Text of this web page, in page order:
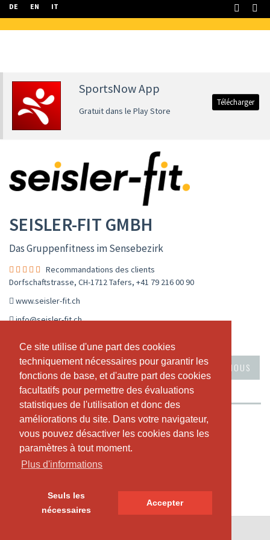
Ce site utilise d'une part des cookies
techniquement nécessaires pour garantir les
fonctions de base, et d'autre part des cookies
facultatifs pour permettre des évaluations
statistiques de l'utilisation et donc des
améliorations du site. Dans votre navigateur,
vous pouvez désactiver les cookies dans les
paramètres à tout moment.
Plus d'informations
Seuls les
nécessaires
Accepter
Ce site utilise d'une part des cookies
techniquement nécessaires pour garantir les
fonctions de base, et d'autre part des cookies
facultatifs pour permettre des évaluations
statistiques de l'utilisation et donc des
améliorations du site. Dans votre navigateur,
vous pouvez désactiver les cookies dans les
paramètres à tout moment.
Plus d'informations
Seuls les
nécessaires
Accepter
DE EN IT
SportsNow App
Gratuit dans le Play Store
Télécharger
SEISLER-FIT GMBH
Das Gruppenfitness im Sensebezirk
Recommandations des clients
Dorfschaftstrasse, CH-1712 Tafers, +41 79 216 00 90
www.seisler-fit.ch
info@seisler-fit.ch
CALENDRIER EN DIRECT HORAIRE
ABONNEMENTS ET PRIX
VIDÉOS
A PROPOS DE NOUS
NOTRE TEAM
RECOMMANDATIONS DES CLIENTS
Gruppenfitness im Sensebezirk - Les Mills - Pilates - TRX
Gratis Kaffee - Theke
Gratis Parkplatz
Garderoben mit WC und Duschen